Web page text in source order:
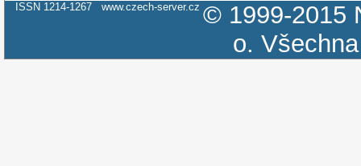
ISSN 1214-1267 www.czech-server.cz © 1999-2015
o.